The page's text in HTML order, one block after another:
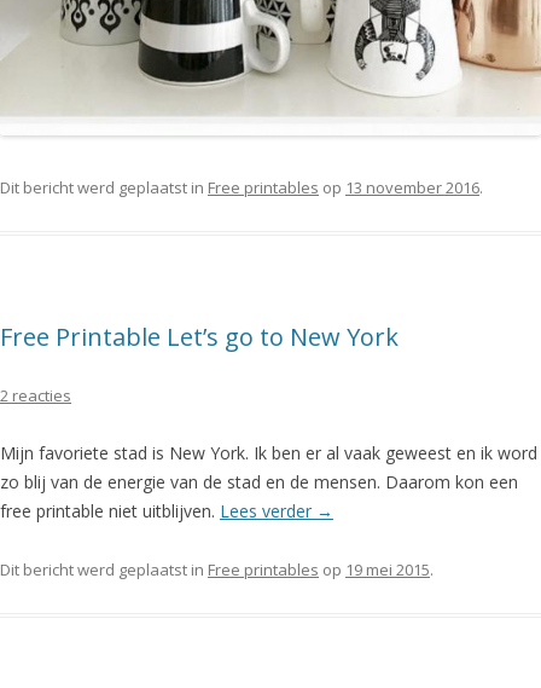
Dit bericht werd geplaatst in Free printables op 13 november 2016.
Free Printable Let’s go to New York
2 reacties
Mijn favoriete stad is New York. Ik ben er al vaak geweest en ik word
zo blij van de energie van de stad en de mensen. Daarom kon een
free printable niet uitblijven. Lees verder →
Dit bericht werd geplaatst in Free printables op 19 mei 2015.